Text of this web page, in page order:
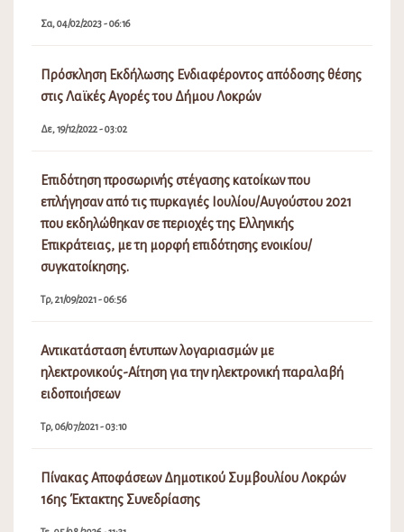
Σα, 04/02/2023 - 06:16
Πρόσκληση Εκδήλωσης Ενδιαφέροντος απόδοσης θέσης
στις Λαϊκές Αγορές του Δήμου Λοκρών
Δε, 19/12/2022 - 03:02
Επιδότηση προσωρινής στέγασης κατοίκων που
επλήγησαν από τις πυρκαγιές Ιουλίου/Αυγούστου 2021
που εκδηλώθηκαν σε περιοχές της Ελληνικής
Επικράτειας, με τη μορφή επιδότησης ενοικίου/
συγκατοίκησης.
Τρ, 21/09/2021 - 06:56
Αντικατάσταση έντυπων λογαριασμών με
ηλεκτρονικούς-Αίτηση για την ηλεκτρονική παραλαβή
ειδοποιήσεων
Τρ, 06/07/2021 - 03:10
Πίνακας Αποφάσεων Δημοτικού Συμβουλίου Λοκρών
16ης Έκτακτης Συνεδρίασης